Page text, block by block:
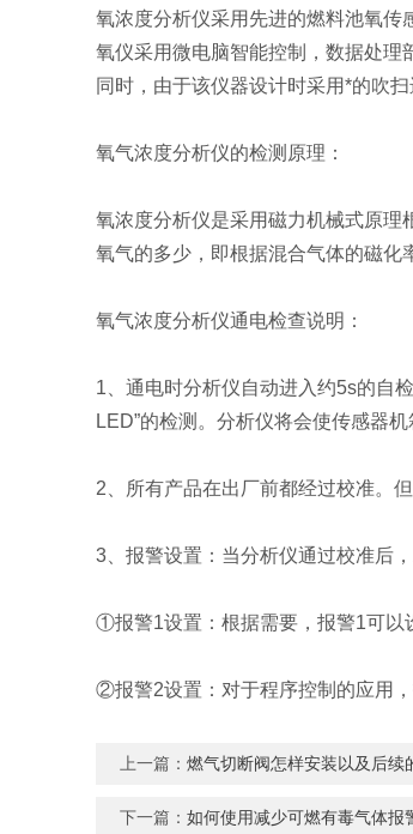
氧浓度分析仪采用先进的燃料池氧传
氧仪采用微电脑智能控制，数据处理
同时，由于该仪器设计时采用*的吹
氧气浓度分析仪的检测原理：
氧浓度分析仪是采用磁力机械式原理
氧气的多少，即根据混合气体的磁化
氧气浓度分析仪通电检查说明：
1、通电时分析仪自动进入约5s的自
LED”的检测。分析仪将会使传感器
2、所有产品在出厂前都经过校准。
3、报警设置：当分析仪通过校准后
①报警1设置：根据需要，报警1可以
②报警2设置：对于程序控制的应用，
上一篇： 燃气切断阀怎样安装以及后续
下一篇： 如何使用减少可燃有毒气体报